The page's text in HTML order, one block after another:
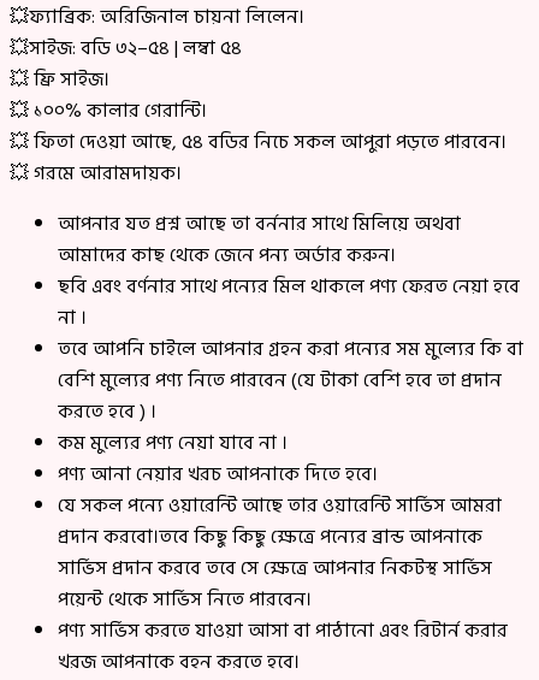
💥ফ্যাব্রিক: অরিজিনাল চায়না লিলেন।
💥সাইজ: বডি ৩২–৫৪ | লম্বা ৫৪
💥 ফ্রি সাইজ।
💥 ১০০% কালার গেরান্টি।
💥 ফিতা দেওয়া আছে, ৫৪ বডির নিচে সকল আপুরা পড়তে পারবেন।
💥 গরমে আরামদায়ক।
আপনার যত প্রশ্ন আছে তা বর্ননার সাথে মিলিয়ে অথবা
আমাদের কাছ থেকে জেনে পন্য অর্ডার করুন।
ছবি এবং বর্ণনার সাথে পন্যের মিল থাকলে পণ্য ফেরত নেয়া হবে
না ।
তবে আপনি চাইলে আপনার গ্রহন করা পন্যের সম মুল্যের কি বা
বেশি মুল্যের পণ্য নিতে পারবেন (যে টাকা বেশি হবে তা প্রদান
করতে হবে ) ।
কম মুল্যের পণ্য নেয়া যাবে না ।
পণ্য আনা নেয়ার খরচ আপনাকে দিতে হবে।
যে সকল পন্যে ওয়ারেন্টি আছে তার ওয়ারেন্টি সার্ভিস আমরা
প্রদান করবো।তবে কিছু কিছু ক্ষেত্রে পন্যের ব্রান্ড আপনাকে
সার্ভিস প্রদান করবে তবে সে ক্ষেত্রে আপনার নিকটস্থ সার্ভিস
পয়েন্ট থেকে সার্ভিস নিতে পারবেন।
পণ্য সার্ভিস করতে যাওয়া আসা বা পাঠানো এবং রিটার্ন করার
খরজ আপনাকে বহন করতে হবে।